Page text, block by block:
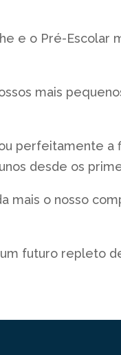
e o Pré-Escolar
mais
perfeitamente a
desde os
mais o nosso
futuro repleto